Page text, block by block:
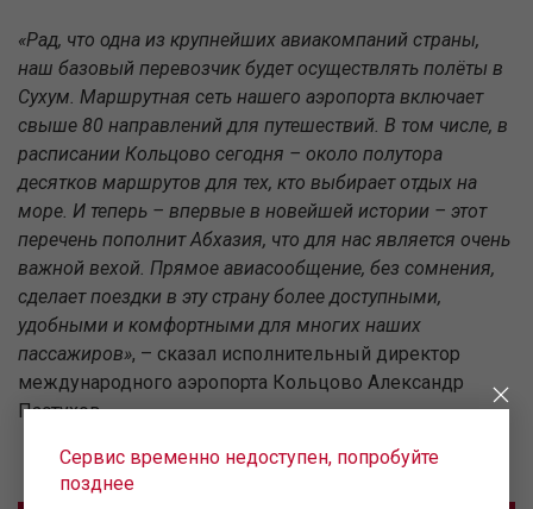
«Рад, что одна из крупнейших авиакомпаний страны,
наш базовый перевозчик будет осуществлять полёты в
Сухум. Маршрутная сеть нашего аэропорта включает
свыше 80 направлений для путешествий. В том числе, в
расписании Кольцово сегодня – около полутора
десятков маршрутов для тех, кто выбирает отдых на
море. И теперь – впервые в новейшей истории – этот
перечень пополнит Абхазия, что для нас является очень
важной вехой. Прямое авиасообщение, без сомнения,
сделает поездки в эту страну более доступными,
удобными и комфортными для многих наших
пассажиров», – сказал исполнительный директор
международного аэропорта Кольцово Александр
Пастухов.
Сервис временно недоступен, попробуйте
позднее